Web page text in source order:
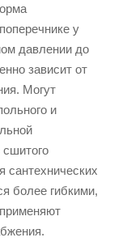
у
давлении до
зависит от
Могут
и
сантехнических
более гибкими,